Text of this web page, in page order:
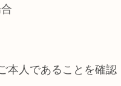
本人であることを確認